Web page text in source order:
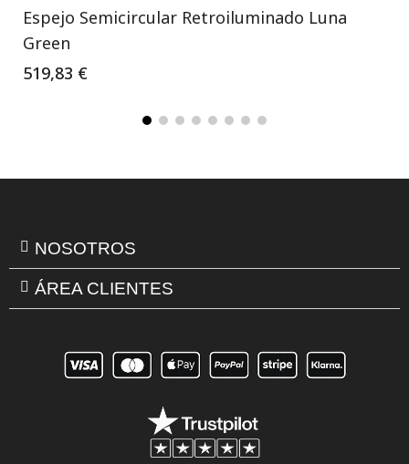
Espejo Semicircular Retroiluminado Luna
Green
519,83 €
NOSOTROS
ÁREA CLIENTES